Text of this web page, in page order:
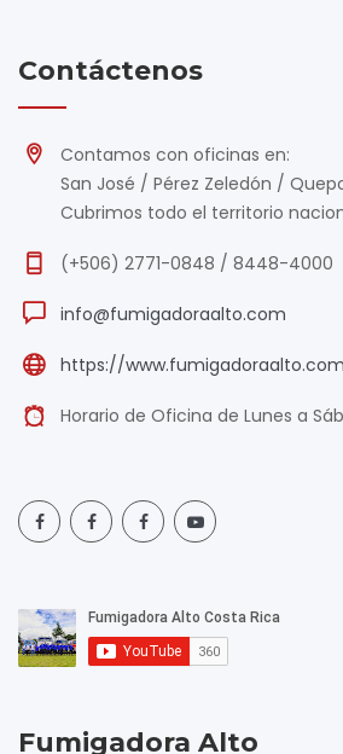
Contáctenos
Contamos con oficinas en:
San José / Pérez Zeledón /
Cubrimos todo el territorio
(+506) 2771-0848 / 8448-4000
info@fumigadoraalto.com
https://www.fumigadoraalto.com
Horario de Oficina de Lunes a
Fumigadora Alto